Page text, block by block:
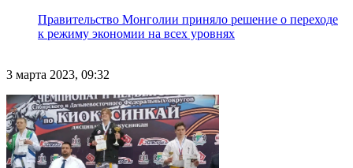
Правительство Монголии приняло решение о переходе
к режиму экономии на всех уровнях
3 марта 2023, 09:32